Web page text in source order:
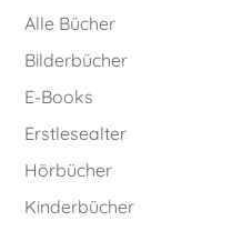
Alle Bücher
Bilderbücher
E-Books
Erstlesealter
Hörbücher
Kinderbücher